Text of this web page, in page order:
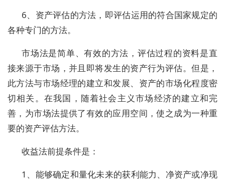
6、资产评估的方法，即评估运用的符合国家规定的
各种专门的方法。
市场法是简单、有效的方法，评估过程的资料是直
接来源于市场，并且即将发生的资产行为评估。但是，
此方法与市场经理的建立和发展、资产的市场化程度密
切相关。在我国，随着社会主义市场经济的建立和完
善，为市场法提供了有效的应用空间，使之成为一种重
要的资产评估方法。
收益法前提条件是：
1、能够确定和量化未来的获利能力、净资产或净现